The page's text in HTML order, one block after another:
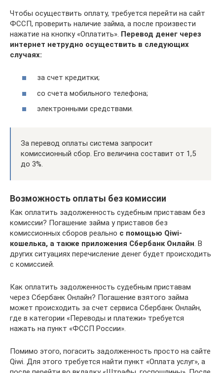
Чтобы осуществить оплату, требуется перейти на сайт
ФССП, проверить наличие займа, а после произвести
нажатие на кнопку «Оплатить». Перевод денег через
интернет нетрудно осуществить в следующих
случаях:
за счет кредитки;
со счета мобильного телефона;
электронными средствами.
За перевод оплаты система запросит
комиссионный сбор. Его величина составит от 1,5
до 3%.
Возможность оплаты без комиссии
Как оплатить задолженность судебным приставам без
комиссии? Погашение займа у приставов без
комиссионных сборов реально с помощью Qiwi-
кошелька, а также приложения Сбербанк Онлайн. В
других ситуациях перечисление денег будет происходить
с комиссией.
Как оплатить задолженность судебным приставам
через Сбербанк Онлайн? Погашение взятого займа
может происходить за счет сервиса Сбербанк Онлайн,
где в категории «Переводы и платежи» требуется
нажать на пункт «ФССП России».
Помимо этого, погасить задолженность просто на сайте
Qiwi. Для этого требуется найти пункт «Оплата услуг», а